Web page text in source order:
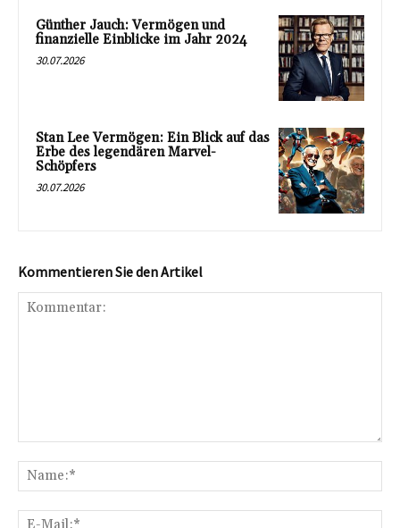
Günther Jauch: Vermögen und
finanzielle Einblicke im Jahr 2024
30.07.2026
Stan Lee Vermögen: Ein Blick auf das
Erbe des legendären Marvel-
Schöpfers
30.07.2026
Kommentieren Sie den Artikel